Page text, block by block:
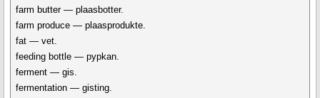
farm butter — plaasbotter.
farm produce — plaasprodukte.
fat — vet.
feeding bottle — pypkan.
ferment — gis.
fermentation — gisting.